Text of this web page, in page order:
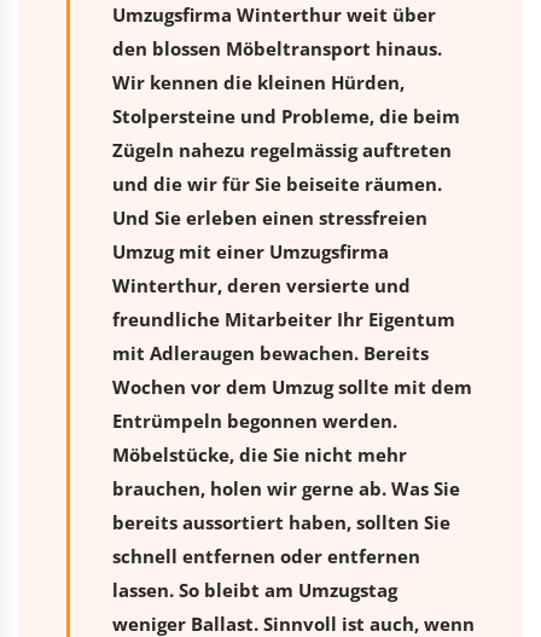
Umzugsfirma Winterthur weit über
den blossen Möbeltransport hinaus.
Wir kennen die kleinen Hürden,
Stolpersteine und Probleme, die beim
Zügeln nahezu regelmässig auftreten
und die wir für Sie beiseite räumen.
Und Sie erleben einen stressfreien
Umzugmit einer Umzugsfirma
Winterthur, deren versierte und
freundliche Mitarbeiter Ihr Eigentum
mit Adleraugen bewachen. Bereits
Wochen vor dem Umzug sollte mit dem
Entrümpeln begonnen werden.
Möbelstücke, die Sie nicht mehr
brauchen, holen wir gerne ab. Was Sie
bereits aussortiert haben, sollten Sie
schnell entfernen oder entfernen
lassen. So bleibt am Umzugstag
weniger Ballast. Sinnvoll ist auch, wenn